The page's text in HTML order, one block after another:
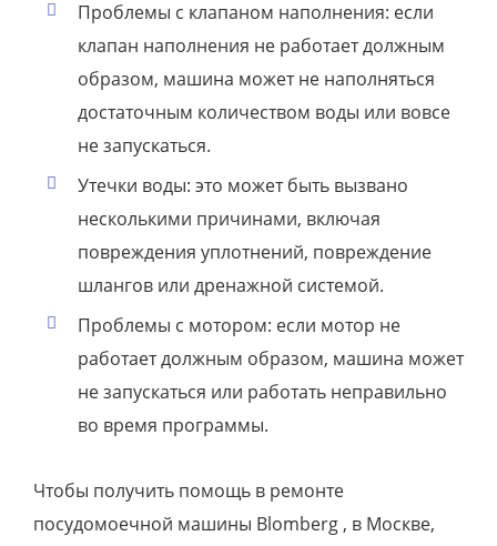
Проблемы с клапаном наполнения: если
клапан наполнения не работает должным
образом, машина может не наполняться
достаточным количеством воды или вовсе
не запускаться.
Утечки воды: это может быть вызвано
несколькими причинами, включая
повреждения уплотнений, повреждение
шлангов или дренажной системой.
Проблемы с мотором: если мотор не
работает должным образом, машина может
не запускаться или работать неправильно
во время программы.
Чтобы получить помощь в ремонте
посудомоечной машины Blomberg , в Москве,